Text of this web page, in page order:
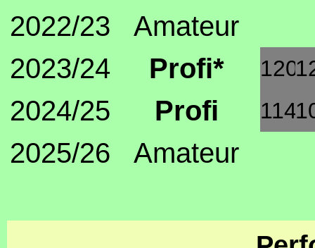
2022/23
Amateur
2023/24
Profi* 120.
2024/25 Profi 114.
2025/26 Amateur